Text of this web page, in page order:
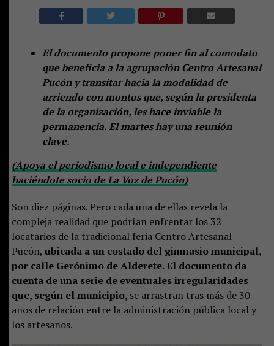
El documento propone poner fin al comodato
que beneficia a la agrupación Centro Artesanal
Pucón y transitar hacia la modalidad de
arriendo con montos que, según la presidenta
de la organización, les hace inviable la
permanencia. El martes hay una reunión
clave.
(Apoya el periodismo local e independiente
haciéndote socio de La Voz de Pucón)
Son diez páginas. Pero cada una de ellas revela la
compleja realidad que podrían enfrentar los 32
locatarios de la tradicional feria Centro Artesanal
Pucón, ubicada a un costado del gimnasio municipal,
por calle Gerónimo de Alderete. El documento da
cuenta de una serie de eventuales irregularidades
que, según el municipio, se arrastran tras más de 30
años de relación entre la administración pública local y
los artesanos.